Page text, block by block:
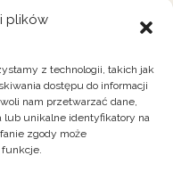
plików
z technologii, takich jak
dostępu do informacji
nam przetwarzać dane,
lub unikalne identyfikatory na
zgody może
funkcje.